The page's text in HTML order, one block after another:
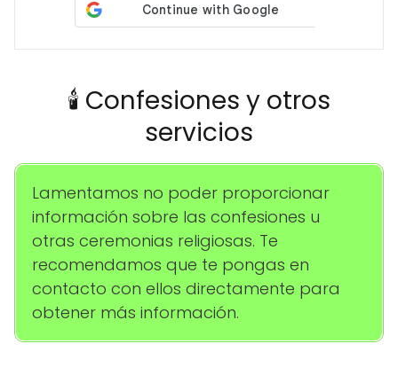
🕯️ Confesiones y otros
servicios
Lamentamos no poder proporcionar
información sobre las confesiones u
otras ceremonias religiosas. Te
recomendamos que te pongas en
contacto con ellos directamente para
obtener más información.